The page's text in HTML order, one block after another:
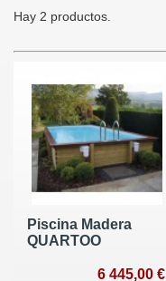
Hay 2 productos.
Piscina Madera
QUARTOO
6 445,00 €